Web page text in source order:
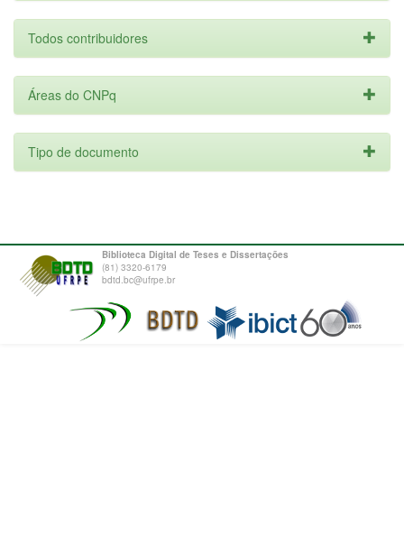
Todos contribuidores
Áreas do CNPq
Tipo de documento
Biblioteca Digital de Teses e Dissertações
(81) 3320-6179
bdtd.bc@ufrpe.br